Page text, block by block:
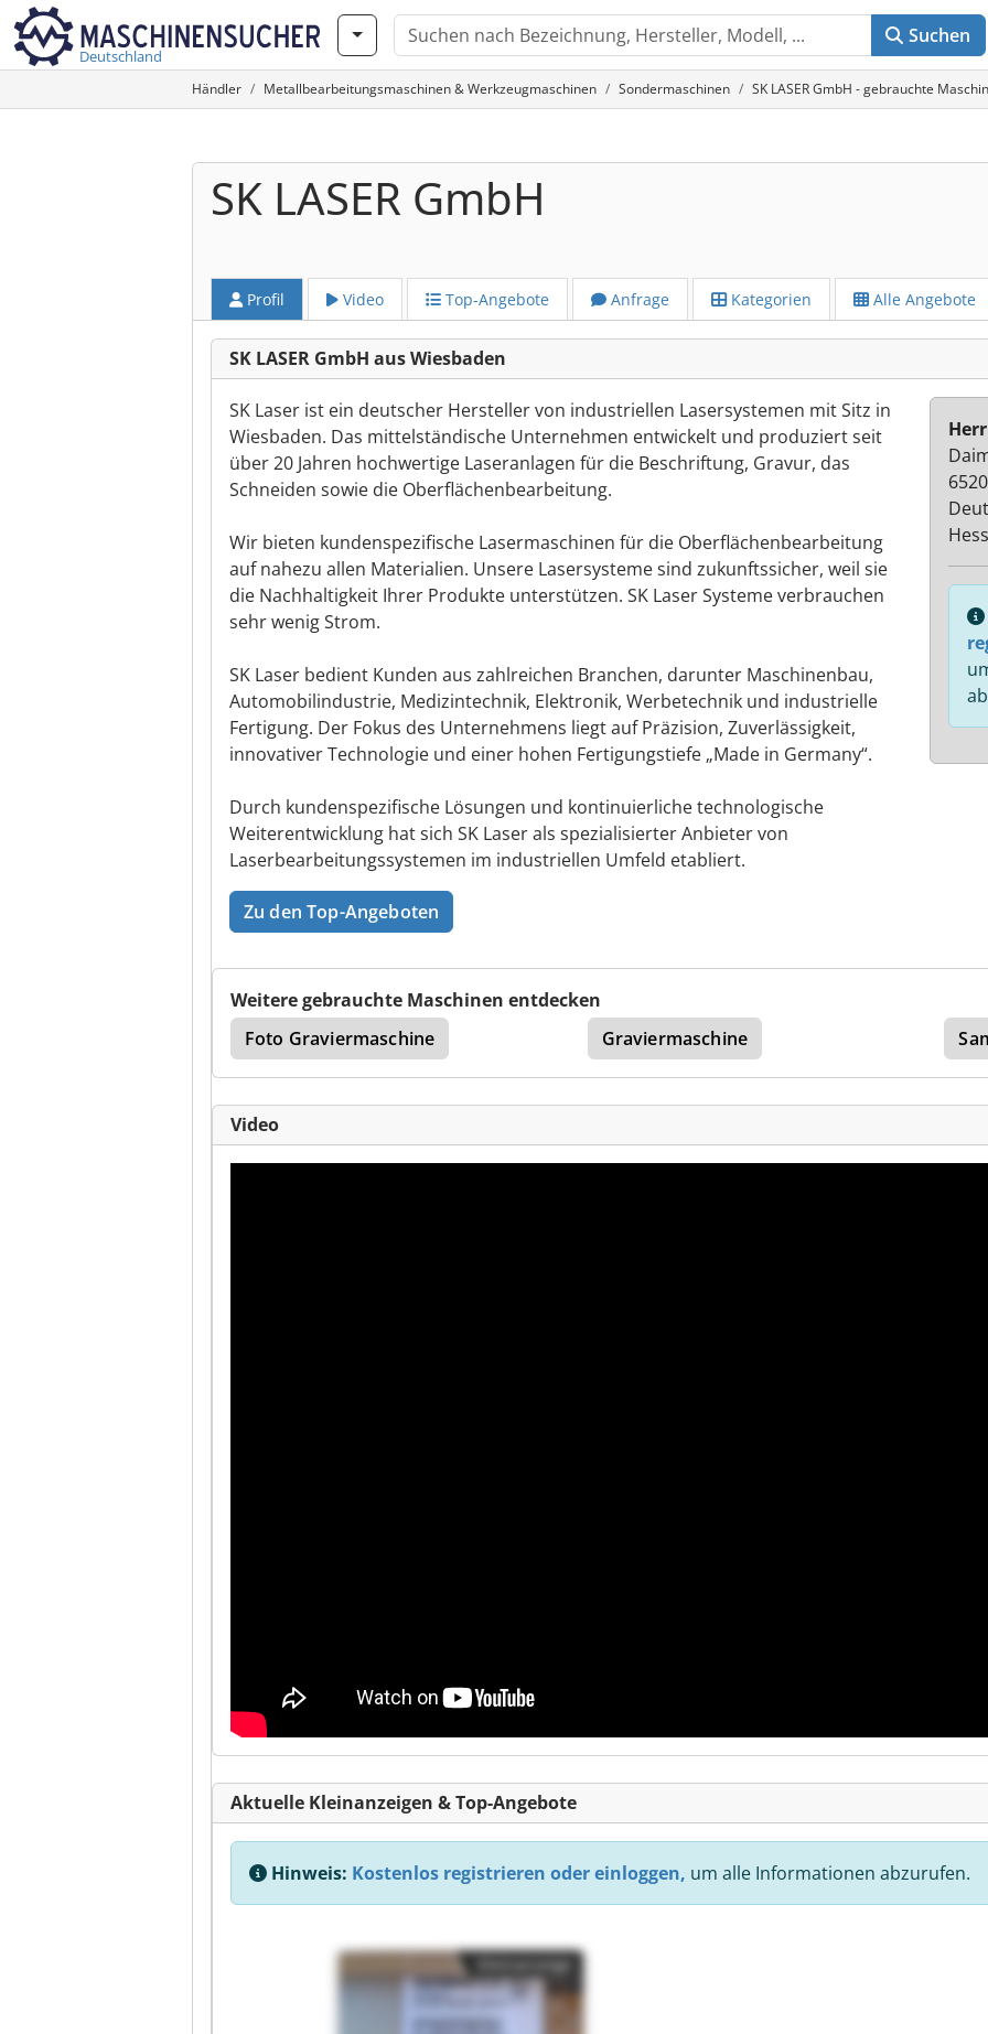
Deutschland
Suchen
Händler Metallbearbeitungsmaschinen & Werkzeugmaschinen Sondermaschinen SK LASER GmbH - gebrauchte
SK LASER GmbH
Profil Video Top-Angebote Anfrage Kategorien Alle Angebote
SK LASER GmbH aus Wiesbaden
SK Laser ist ein deutscher Hersteller von industriellen Lasersystemen mit Sitz in
Wiesbaden. Das mittelständische Unternehmen entwickelt und produziert seit
über 20 Jahren hochwertige Laseranlagen für die Beschriftung, Gravur, das
Schneiden sowie die Oberflächenbearbeitung.
Wir bieten kundenspezifische Lasermaschinen für die Oberflächenbearbeitung
auf nahezu allen Materialien. Unsere Lasersysteme sind zukunftssicher, weil sie
die Nachhaltigkeit Ihrer Produkte unterstützen. SK Laser Systeme verbrauchen
sehr wenig Strom.
SK Laser bedient Kunden aus zahlreichen Branchen, darunter Maschinenbau,
Automobilindustrie, Medizintechnik, Elektronik, Werbetechnik und industrielle
Fertigung. Der Fokus des Unternehmens liegt auf Präzision, Zuverlässigkeit,
innovativer Technologie und einer hohen Fertigungstiefe „Made in Germany“.
Durch kundenspezifische Lösungen und kontinuierliche technologische
Weiterentwicklung hat sich SK Laser als spezialisierter Anbieter von
Laserbearbeitungssystemen im industriellen Umfeld etabliert.
Zu den Top-Angeboten
Weitere gebrauchte Maschinen entdecken
Foto Graviermaschine
Graviermaschine
Video
Aktuelle Kleinanzeigen & Top-Angebote
Hinweis: Kostenlos registrieren oder einloggen, um alle Informationen abzurufen.